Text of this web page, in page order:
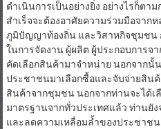
ดำเนินการเป็นอย่างยิ่ง อย่างไรก็ตา
สำเร็จจะต้องอาศัยความร่วมมือจาก
ภูมิปัญญาท้องถิ่น และวิสาหกิจชุมช
ในการจัดงาน ผู้ผลิต ผู้ประกอบการจ
คัดเลือกสินค้ามาจำหน่าย นอกจากนั้
ประชาชนมาเลือกซื้อและจับจ่ายสิน
สินค้าจากชุมชน นอกจากท่านจะได้
มาตรฐานจากทั่วประเทศแล้ว ท่านยั
และลดความเหลื่อมล้ำของประชาช